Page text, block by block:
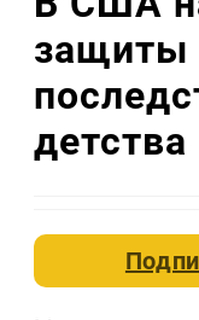
защиты
детства